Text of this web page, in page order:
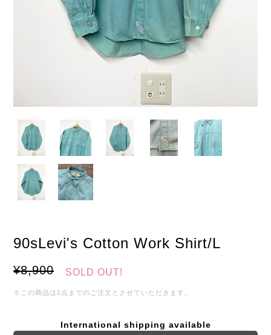
90sLevi's Cotton Work Shirt/L
¥8,900 SOLD OUT!
※この商品は1点までのご注文とさせていただきます。
International shipping available